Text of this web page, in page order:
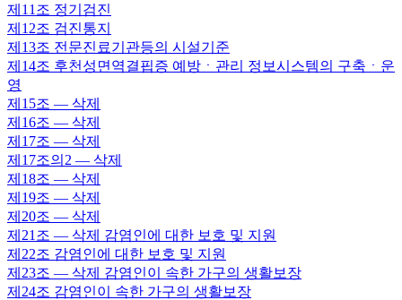
제11조 정기검진
제12조 검진통지
제13조 전문진료기관등의 시설기준
제14조 후천성면역결핍증 예방ㆍ관리 정보시스템의 구축ㆍ운
영
제15조 — 삭제
제16조 — 삭제
제17조 — 삭제
제17조의2 — 삭제
제18조 — 삭제
제19조 — 삭제
제20조 — 삭제
제21조 — 삭제 감염인에 대한 보호 및 지원
제22조 감염인에 대한 보호 및 지원
제23조 — 삭제 감염인이 속한 가구의 생활보장
제24조 감염인이 속한 가구의 생활보장